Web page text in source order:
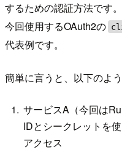
するための認証方法です。
今回使用するOAuth2の
代表例です。
簡単に言うと、以下のよ
サービスA（今回は
IDとシークレットを
アクセス